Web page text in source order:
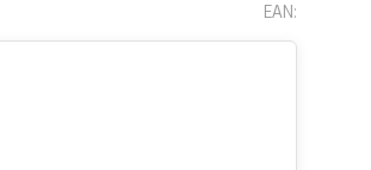
EAN: